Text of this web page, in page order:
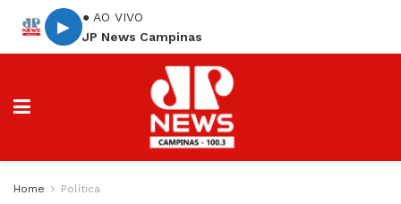
▶
● AO VIVO
JP News Campinas
Home Política